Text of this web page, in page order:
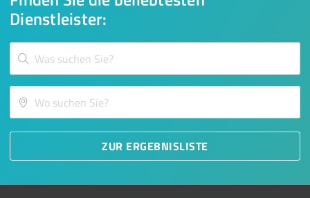
Dienstleister:
ZUR ERGEBNISLISTE